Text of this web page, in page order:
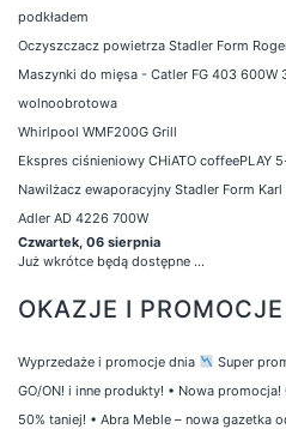
podkładem
Oczyszczacz powietrza Stadler Form
Maszynki do mięsa - Catler FG 403 600W
wolnoobrotowa
Whirlpool WMF200G Grill
Ekspres ciśnieniowy CHiATO coffeePLAY
Nawilżacz ewaporacyjny Stadler Form Karl
Adler AD 4226 700W
Czwartek, 06 sierpnia
Już wkrótce będą dostępne ...
OKAZJE I PROMOCJE
Wyprzedaże i promocje dnia
Super
GO/ON! i inne produkty! • Nowa promocja!
50% taniej! • Abra Meble – nowa gazetka